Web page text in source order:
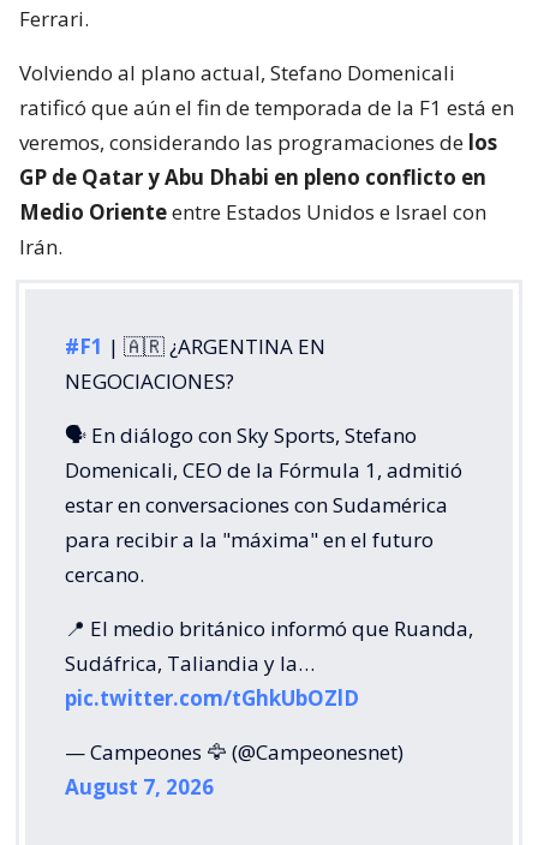
Ferrari.
Volviendo al plano actual, Stefano Domenicali
ratificó que aún el fin de temporada de la F1 está en
veremos, considerando las programaciones de los
GP de Qatar y Abu Dhabi en pleno conflicto en
Medio Orienteentre Estados Unidos e Israel con
Irán.
#F1 | 🇦🇷 ¿ARGENTINA EN
NEGOCIACIONES?
🗣️ En diálogo con Sky Sports, Stefano
Domenicali, CEO de la Fórmula 1, admitió
estar en conversaciones con Sudamérica
para recibir a la "máxima" en el futuro
cercano.
📍 El medio británico informó que Ruanda,
Sudáfrica, Taliandia y la…
pic.twitter.com/tGhkUbOZlD
— Campeones 🦅 (@Campeonesnet)
August 7, 2026